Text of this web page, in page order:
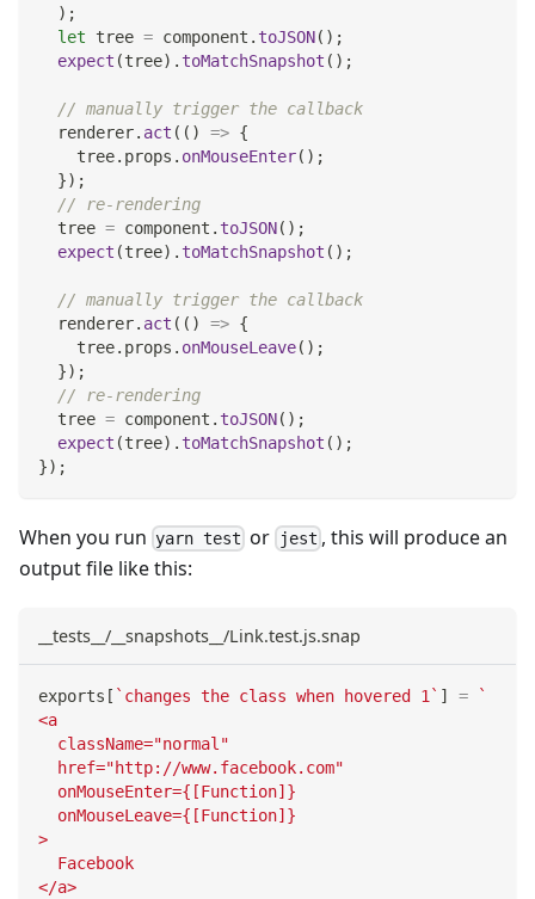
) ;
let tree = component . toJSON( ) ;
expect (tree) . toMatchSnapshot ( ) ;
// manually trigger the callback
  renderer
. act ( ( ) => {
    tree
. props . onMouseEnter( ) ;
}) ;
// re-rendering
  tree
= component . toJSON( ) ;
expect (tree) . toMatchSnapshot ( ) ;
// manually trigger the callback
  renderer
. act ( ( ) => {
    tree
. props . onMouseLeave( ) ;
}) ;
// re-rendering
  tree
= component . toJSON( ) ;
expect (tree) . toMatchSnapshot ( ) ;
}) ;
When you run yarn test or jest , this will produce an
output file like this:
__tests__/__snapshots__/Link.test.js.snap
exports [ ` changes the class when hovered 1 ` ] =
`
<a
  className="normal"
  href="http://www.facebook.com"
  onMouseEnter={[Function]}
  onMouseLeave={[Function]}
>
  Facebook
</a>